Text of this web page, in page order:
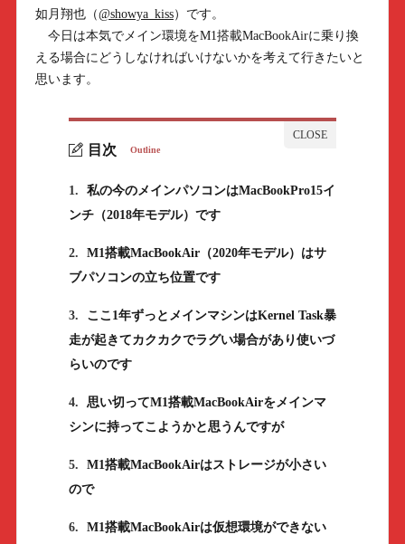
如月翔也（@showya_kiss）です。
今日は本気でメイン環境をM1搭載MacBookAirに乗り換
える場合にどうしなければいけないかを考えて行きたいと
思います。
目次 Outline
1.
私の今のメインパソコンはMacBookPro15イ
ンチ（2018年モデル）です
2.
M1搭載MacBookAir（2020年モデル）はサ
ブパソコンの立ち位置です
3.
ここ1年ずっとメインマシンはKernel Task暴
走が起きてカクカクでラグい場合があり使いづ
らいのです
4.
思い切ってM1搭載MacBookAirをメインマ
シンに持ってこようかと思うんですが
5.
M1搭載MacBookAirはストレージが小さい
ので
6.
M1搭載MacBookAirは仮想環境ができない